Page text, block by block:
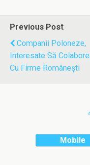
Previous Post
Companii Poloneze,
Interesate Să
Cu Firme Româneşti
Mobile